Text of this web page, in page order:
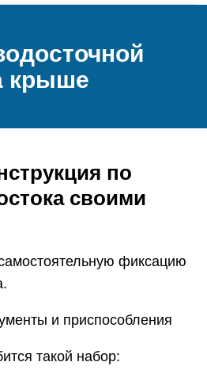
крыше
по
своими
фиксацию
и приспособления
такой набор: